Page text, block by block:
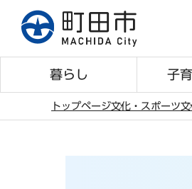
先
暮らし 子
トップページ文化・スポーツ文